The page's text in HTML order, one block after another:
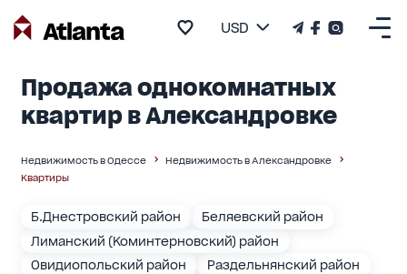
USD
Продажа однокомнатных
квартир в Александровке
Недвижимость в Одессе
Недвижимость в Александровке
Квартиры
Б.Днестровский район
Беляевский район
Лиманский (Коминтерновский) район
Овидиопольский район
Раздельнянский район